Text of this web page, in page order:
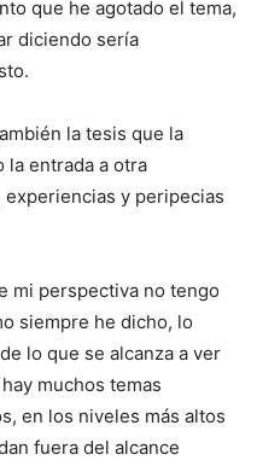
que he agotado el tema,
diciendo sería
la tesis que la
la entrada a otra
y peripecias
mi perspectiva no tengo
siempre he dicho, lo
lo que se alcanza a ver
muchos temas
en los niveles más altos
fuera del alcance